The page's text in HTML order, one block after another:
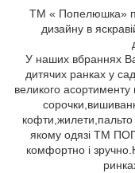
ТМ « Попелюшка»
дизайну в
У наших вбраннях
дитячих ранках у
великого
кофти,жилети,пальто
якому одязі ТМ
комфортно і